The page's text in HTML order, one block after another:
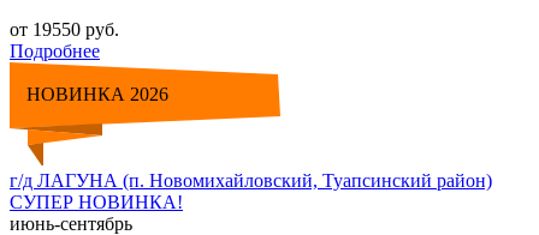
от 19550 руб.
Подробнее
НОВИНКА 2026
г/д ЛАГУНА (п. Новомихайловский, Туапсинский район)
СУПЕР НОВИНКА!
июнь-сентябрь